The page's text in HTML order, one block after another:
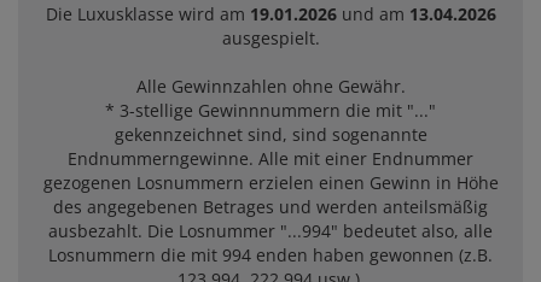
Die Luxusklasse wird am 19.01.2026und am 13.04.2026
ausgespielt.
Alle Gewinnzahlen ohne Gewähr.
* 3-stellige Gewinnnummern die mit "..."
gekennzeichnet sind, sind sogenannte
Endnummerngewinne. Alle mit einer Endnummer
gezogenen Losnummern erzielen einen Gewinn in Höhe
des angegebenen Betrages und werden anteilsmäßig
ausbezahlt. Die Losnummer "...994" bedeutet also, alle
Losnummern die mit 994 enden haben gewonnen (z.B.